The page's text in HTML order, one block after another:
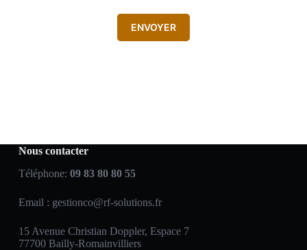
ENVOYER
Nous contacter
Téléphone: 09 83 80 80 55
Email : gestionco@rf-solutions.fr
15 Avenue Christian Doppler, Espace 7
77700 Bailly-Romainvilliers